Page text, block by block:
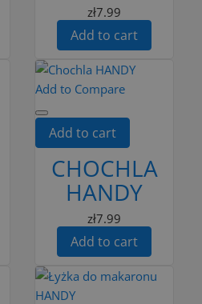
zł7.99
Add to cart
Add to Compare
Add to cart
CHOCHLA
HANDY
zł7.99
Add to cart